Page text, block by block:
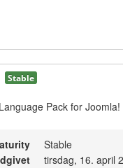
Stable
Pack for
Stable
tirsdag, 16. april